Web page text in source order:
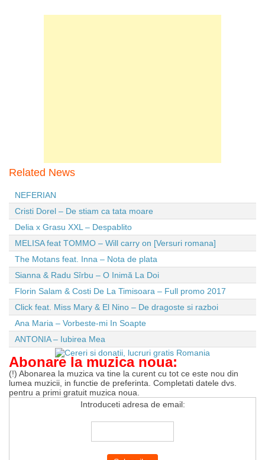
Related News
NEFERIAN
Cristi Dorel – De stiam ca tata moare
Delia x Grasu XXL – Despablito
MELISA feat TOMMO – Will carry on [Versuri romana]
The Motans feat. Inna – Nota de plata
Sianna & Radu Sîrbu – O Inimă La Doi
Florin Salam & Costi De La Timisoara – Full promo 2017
Click feat. Miss Mary & El Nino – De dragoste si razboi
Ana Maria – Vorbeste-mi In Soapte
ANTONIA – Iubirea Mea
Abonare la muzica noua:
(!) Abonarea la muzica va tine la curent cu tot ce este nou din
lumea muzicii, in functie de preferinta. Completati datele dvs.
pentru a primi gratuit muzica noua.
Introduceti adresa de email: